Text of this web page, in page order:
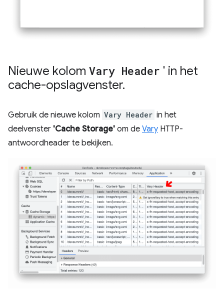
Nieuwe kolom Vary Header ' in het
cache-opslagvenster.
Gebruik de nieuwe kolom Vary Header in het
deelvenster 'Cache Storage' om de Vary HTTP-
antwoordheader te bekijken.